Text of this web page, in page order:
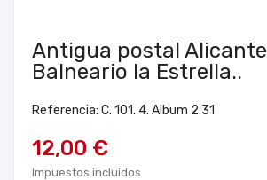
Antigua postal Alicante
Balneario la Estrella..
Referencia: C. 101. 4. Album 2.31
12,00 €
Impuestos incluidos